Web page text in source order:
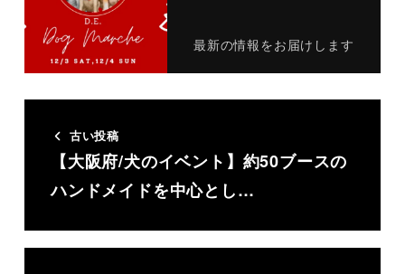
最新の情報をお届けします
古い投稿
【大阪府/犬のイベント】約50ブースの
ハンドメイドを中心とし…